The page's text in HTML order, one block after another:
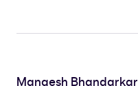
Mangesh Bhandarkar